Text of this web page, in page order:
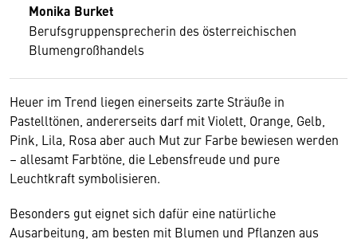
Monika Burket
Berufsgruppensprecherin des österreichischen
Blumengroßhandels
Heuer im Trend liegen einerseits zarte Sträuße in
Pastelltönen, andererseits darf mit Violett, Orange, Gelb,
Pink, Lila, Rosa aber auch Mut zur Farbe bewiesen werden
– allesamt Farbtöne, die Lebensfreude und pure
Leuchtkraft symbolisieren.
Besonders gut eignet sich dafür eine natürliche
Ausarbeitung, am besten mit Blumen und Pflanzen aus